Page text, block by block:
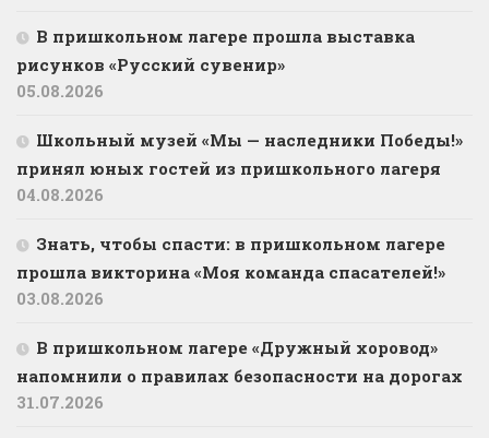
В пришкольном лагере прошла выставка
рисунков «Русский сувенир»
05.08.2026
Школьный музей «Мы — наследники Победы!»
принял юных гостей из пришкольного лагеря
04.08.2026
Знать, чтобы спасти: в пришкольном лагере
прошла викторина «Моя команда спасателей!»
03.08.2026
В пришкольном лагере «Дружный хоровод»
напомнили о правилах безопасности на дорогах
31.07.2026